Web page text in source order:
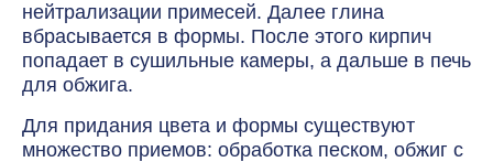
нейтрализации примесей. Далее глина
вбрасывается в формы. После этого кирпич
попадает в сушильные камеры, а дальше в печь
для обжига.
Для придания цвета и формы существуют
множество приемов: обработка песком, обжиг с